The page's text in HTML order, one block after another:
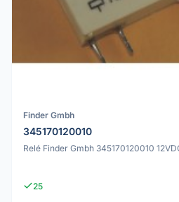
Finder Gmbh
345170120010
Relé Finder Gmbh 345170120010
25